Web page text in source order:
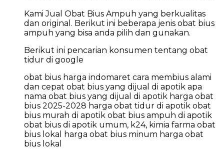
Kami Jual Obat Bius Ampuh yang berkualitas
dan original. Berikut ini beberapa jenis obat bius
ampuh yang bisa anda pilih dan gunakan.
Berikut ini pencarian konsumen tentang obat
tidur di google
obat bius harga indomaret cara membius alami
dan cepat obat bius yang dijual di apotik apa
nama obat bius yang dijual di apotik harga obat
bius 2025-2028 harga obat tidur di apotik obat
bius murah di apotik obat bius ampuh di apotik
obat bius di apotik umum, k24, kimia farma obat
bius lokal harga obat bius minum harga obat
bius lokal